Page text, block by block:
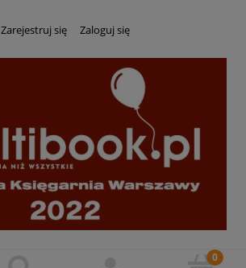
Zarejestruj się Zaloguj się